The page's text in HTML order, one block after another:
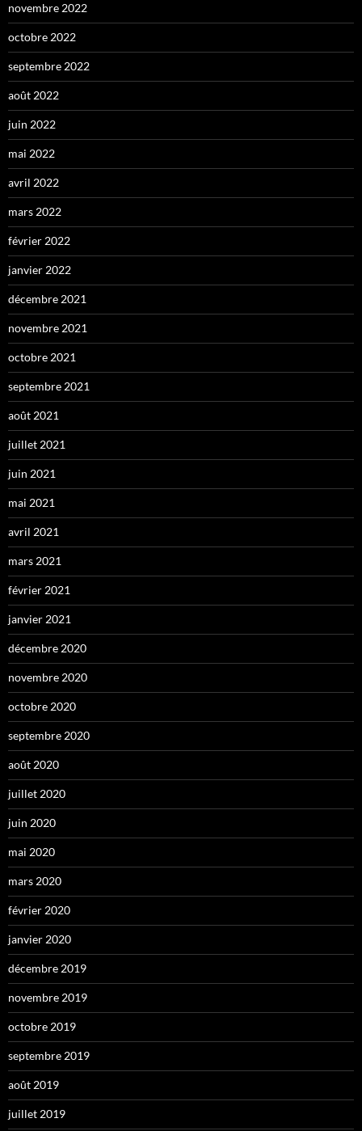
novembre 2022
octobre 2022
septembre 2022
août 2022
juin 2022
mai 2022
avril 2022
mars 2022
février 2022
janvier 2022
décembre 2021
novembre 2021
octobre 2021
septembre 2021
août 2021
juillet 2021
juin 2021
mai 2021
avril 2021
mars 2021
février 2021
janvier 2021
décembre 2020
novembre 2020
octobre 2020
septembre 2020
août 2020
juillet 2020
juin 2020
mai 2020
mars 2020
février 2020
janvier 2020
décembre 2019
novembre 2019
octobre 2019
septembre 2019
août 2019
juillet 2019